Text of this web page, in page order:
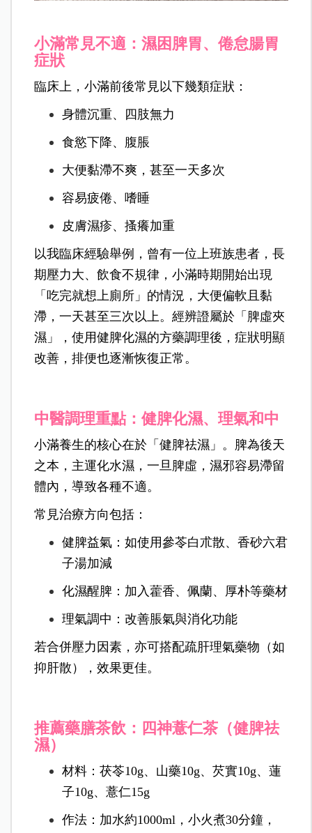
小滿常見不適：濕困脾胃、倦怠腸胃
症狀
臨床上，小滿前後常見以下幾類症狀：
身體沉重、四肢無力
食慾下降、腹脹
大便黏滯不爽，甚至一天多次
容易疲倦、嗜睡
皮膚濕疹、搔癢加重
以我臨床經驗舉例，曾有一位上班族患者，長
期壓力大、飲食不規律，小滿時期開始出現
「吃完就想上廁所」的情況，大便偏軟且黏
滯，一天甚至三次以上。經辨證屬於「脾虛夾
濕」，使用健脾化濕的方藥調理後，症狀明顯
改善，排便也逐漸恢復正常。
中醫調理重點：健脾化濕、理氣和中
小滿養生的核心在於「健脾祛濕」。脾為後天
之本，主運化水濕，一旦脾虛，濕邪容易滯留
體內，導致各種不適。
常見治療方向包括：
健脾益氣：如使用參苓白朮散、香砂六君
子湯加減
化濕醒脾：加入藿香、佩蘭、厚朴等藥材
理氣調中：改善脹氣與消化功能
若合併壓力因素，亦可搭配疏肝理氣藥物（如
抑肝散），效果更佳。
推薦藥膳茶飲：四神薏仁茶（健脾祛
濕）
材料：茯苓10g、山藥10g、芡實10g、蓮
子10g、薏仁15g
作法：加水約1000ml，小火煮30分鐘，